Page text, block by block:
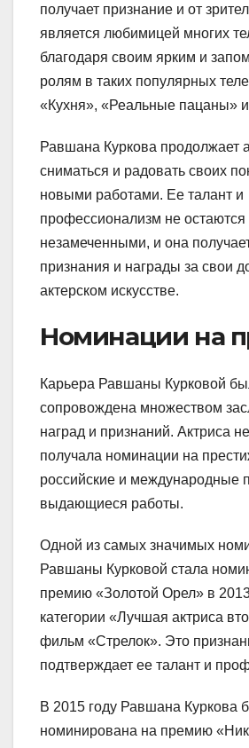
получает признание и от
является любимицей многих
благодаря своим ярким и
ролям в таких популярных
«Кухня», «Реальные пацаны»
Равшана Куркова продолжает
сниматься и радовать своих
новыми работами. Ее талант и
профессионализм не остаются
незамеченными, и она
признания и награды за свои
актерском искусстве.
Номинации на
Карьера Равшаны Курковой
сопровождена множеством
наград и признаний. Актриса
получала номинации на
российские и международные
выдающиеся работы.
Одной из самых значимых
Равшаны Курковой стала
премию «Золотой Орел» в
категории «Лучшая актриса
фильм «Стрелок». Это
подтверждает ее талант и
В 2015 году Равшана Куркова
номинирована на премию